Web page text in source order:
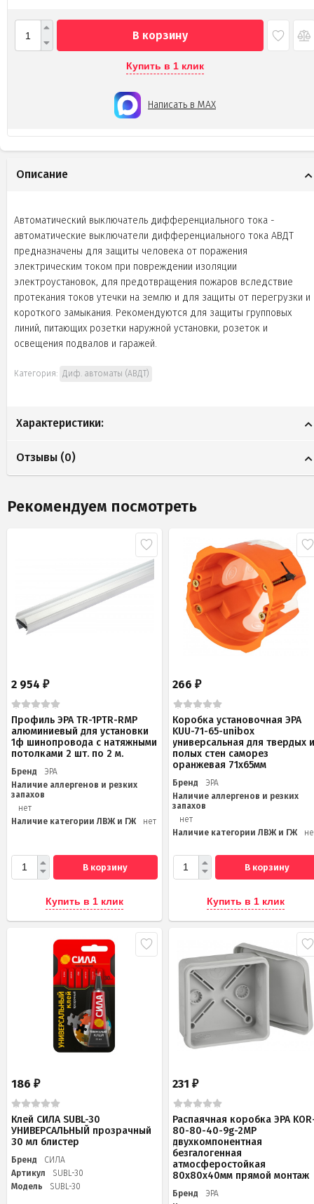
В корзину
Купить в 1 клик
Написать в MAX
Описание
Автоматический выключатель дифференциального тока -
автоматические выключатели дифференциального тока АВДТ
предназначены для защиты человека от поражения
электрическим током при повреждении изоляции
электроустановок, для предотвращения пожаров вследствие
протекания токов утечки на землю и для защиты от перегрузки и
короткого замыкания. Рекомендуются для защиты групповых
линий, питающих розетки наружной установки, розеток и
освещения подвалов и гаражей.
Категория: Диф. автоматы (АВДТ)
Характеристики:
Отзывы (0)
Рекомендуем посмотреть
2 954 ₽
Профиль ЭРА TR-1PTR-RMP
алюминиевый для установки
1ф шинопровода с натяжными
потолками 2 шт. по 2 м.
Бренд
ЭРА
Наличие аллергенов и резких
запахов
нет
Наличие категории ЛВЖ и ГЖ
нет
В корзину
Купить в 1 клик
266₽
Коробка установочная ЭРА
KUU-71-65-unibox
универсальная для твердых
полых стен саморез
оранжевая 71х65мм
Бренд
ЭРА
Наличие аллергенов и резких
запахов
нет
Наличие категории ЛВЖ и ГЖ
В корзину
Купить в 1 клик
186 ₽
Клей СИЛА SUBL-30
УНИВЕРСАЛЬНЫЙ прозрачный
30 мл блистер
Бренд
СИЛА
Артикул
SUBL-30
Модель
SUBL-30
231₽
Распаячная коробка ЭРА
80-80-40-9g-2MP
двухкомпонентная
безгалогенная
атмосферостойкая
80х80х40мм прямой монтаж
Бренд
ЭРА